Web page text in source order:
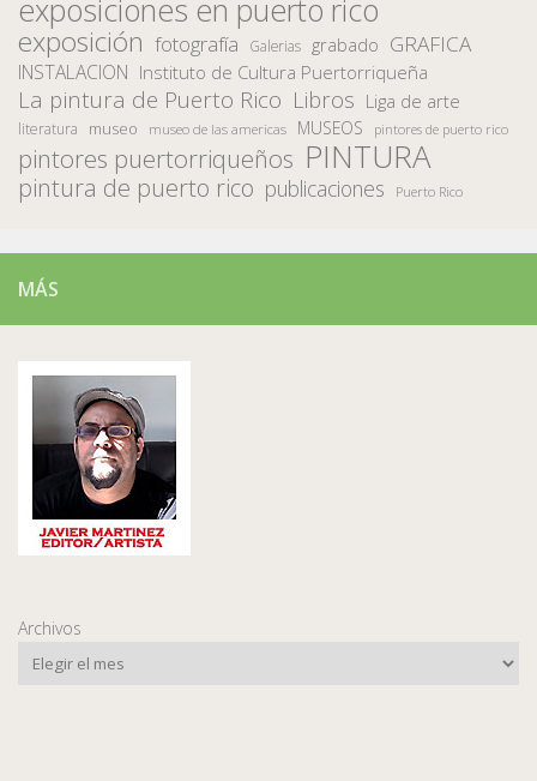
exposiciones en puerto rico
exposición fotografía Galerias grabado GRAFICA
INSTALACION Instituto de Cultura Puertorriqueña
La pintura de Puerto Rico Libros Liga de arte
literatura museo museo de las americas MUSEOS pintores de puerto rico
pintores puertorriqueños PINTURA
pintura de puerto rico publicaciones Puerto Rico
MÁS
Archivos